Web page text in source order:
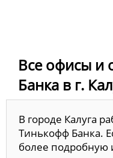
Все офисы и
Банка в г.
В городе Калуга
Тинькофф Банка.
более